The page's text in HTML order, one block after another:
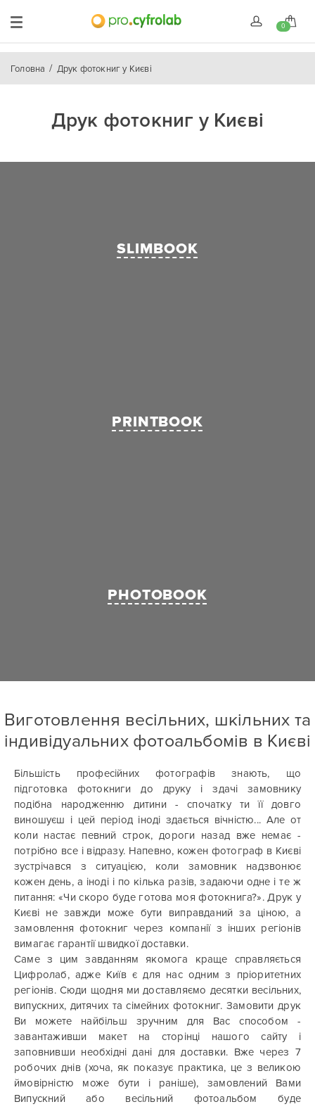
0
Головна Друк фотокниг у Києві
Друк фотокниг у Києві
SLIMBOOK
PRINTBOOK
PHOTOBOOK
Виготовлення весільних, шкільних та
індивідуальних фотоальбомів в Києві
Більшість професійних фотографів знають, що
підготовка фотокниги до друку і здачі замовнику
подібна народженню дитини - спочатку ти її довго
виношуєш і цей період іноді здається вічністю... Але от
коли настає певний строк, дороги назад вже немає -
потрібно все і відразу. Напевно, кожен фотограф в Києві
зустрічався з ситуацією, коли замовник надзвонює
кожен день, а іноді і по кілька разів, задаючи одне і те ж
питання: «Чи скоро буде готова моя фотокнига?». Друк у
Києві не завжди може бути виправданий за ціною, а
замовлення фотокниг через компанії з інших регіонів
вимагає гарантії швидкої доставки.
Саме з цим завданням якомога краще справляється
Цифролаб, адже Київ є для нас одним з пріоритетних
регіонів. Сюди щодня ми доставляємо десятки весільних,
випускних, дитячих та сімейних фотокниг. Замовити друк
Ви можете найбільш зручним для Вас способом -
завантаживши макет на сторінці нашого сайту і
заповнивши необхідні дані для доставки. Вже через 7
робочих днів (хоча, як показує практика, це з великою
ймовірністю може бути і раніше), замовлений Вами
Випускний або весільний фотоальбом буде